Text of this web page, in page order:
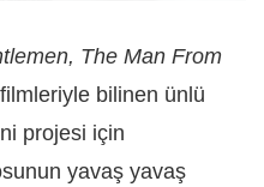
The Man From
bilinen ünlü
projesi için
yavaş yavaş